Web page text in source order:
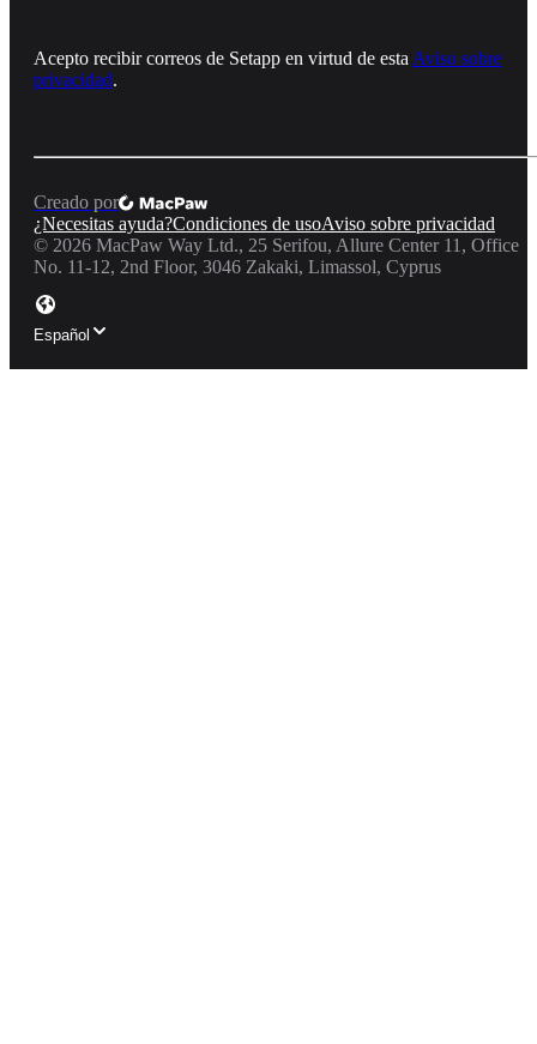
Acepto recibir correos de Setapp en virtud de esta Aviso sobre
privacidad.
Creado por
¿Necesitas ayuda?Condiciones de usoAviso sobre privacidad
© 2026 MacPaw Way Ltd., 25 Serifou, Allure Center 11, Office
No. 11-12, 2nd Floor, 3046 Zakaki, Limassol, Cyprus
Español